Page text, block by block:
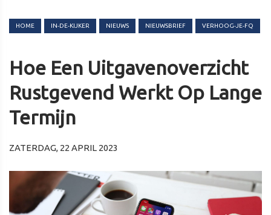
HOME IN-DE-KIJKER NIEUWS NIEUWSBRIEF VERHOOG-JE-FQ
Hoe Een Uitgavenoverzicht
Rustgevend Werkt Op Lange
Termijn
ZATERDAG, 22 APRIL 2023